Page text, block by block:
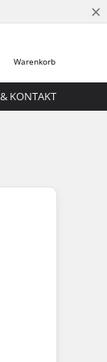
×
Warenkorb
KONTAKT